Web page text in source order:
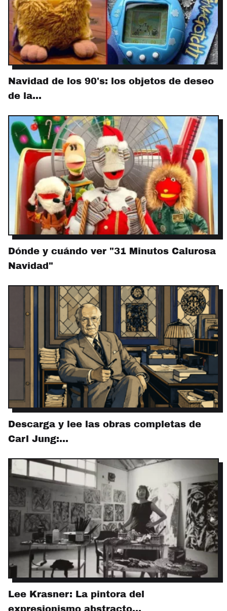
Navidad de los 90's: los objetos de deseo
de la…
Dónde y cuándo ver "31 Minutos Calurosa
Navidad"
Descarga y lee las obras completas de
Carl Jung:…
Lee Krasner: La pintora del